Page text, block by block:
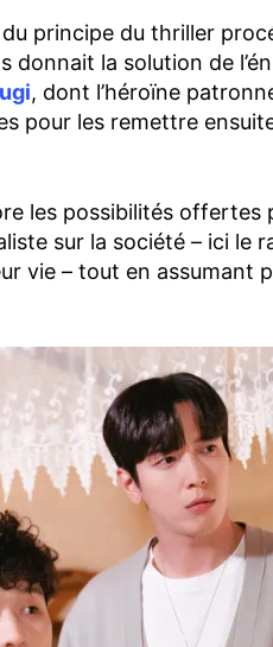
principe du thriller
donnait la solution de
, dont l’héroïne
pour les remettre
les possibilités offertes
sur la société – ici le
vie – tout en assumant